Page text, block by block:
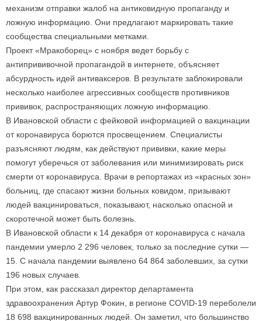
механизм отправки жалоб на антиковидную пропаганду и
ложную информацию. Они предлагают маркировать такие
сообщества специальными метками.
Проект «Мракоборец» с ноября ведет борьбу с
антипрививочной пропагандой в интернете, объясняет
абсурдность идей антиваксеров. В результате заблокировали
несколько наиболее агрессивных сообществ противников
прививок, распространяющих ложную информацию.
В Ивановской области с фейковой информацией о вакцинации
от коронавируса борются просвещением. Специалисты
разъясняют людям, как действуют прививки, какие меры
помогут уберечься от заболевания или минимизировать риск
смерти от коронавируса. Врачи в репортажах из «красных зон»
больниц, где спасают жизни больных ковидом, призывают
людей вакцинироваться, показывают, насколько опасной и
скоротечной может быть болезнь.
В Ивановской области к 14 декабря от коронавируса с начала
пандемии умерло 2 296 человек, только за последние сутки —
15. С начала пандемии выявлено 64 864 заболевших, за сутки
196 новых случаев.
При этом, как рассказал директор департамента
здравоохранения Артур Фокин, в регионе COVID-19 переболели
18 698 вакцинированных людей. Он заметил, что большинство